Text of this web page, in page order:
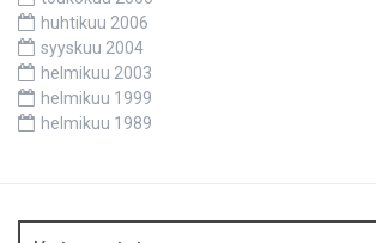
huhtikuu 2006
syyskuu 2004
helmikuu 2003
helmikuu 1999
helmikuu 1989